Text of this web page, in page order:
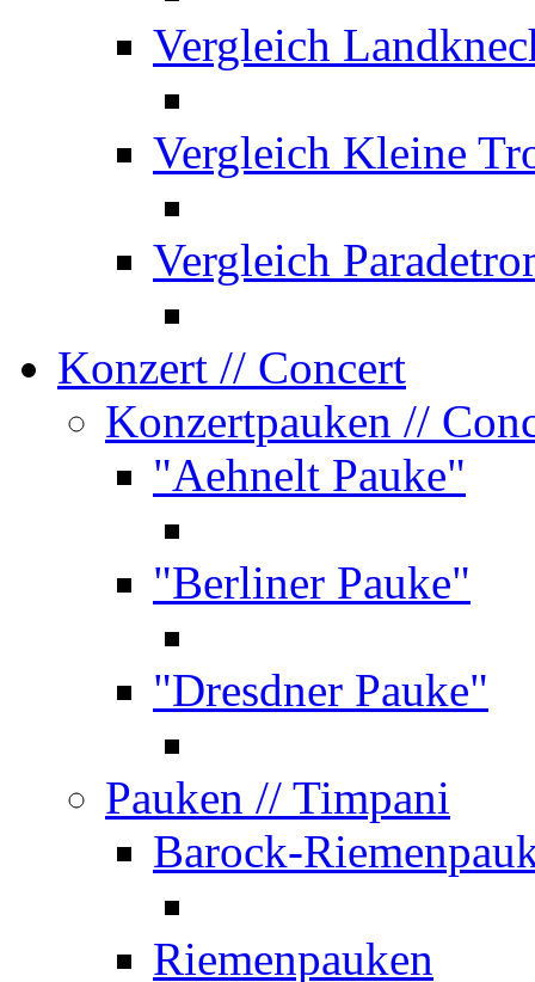
Vergleich
Vergleich Kleine
Vergleich
Konzert // Concert
Konzertpauken //
"Aehnelt Pauke"
"Berliner Pauke"
"Dresdner Pauke"
Pauken // Timpani
Barock-
Riemenpauken